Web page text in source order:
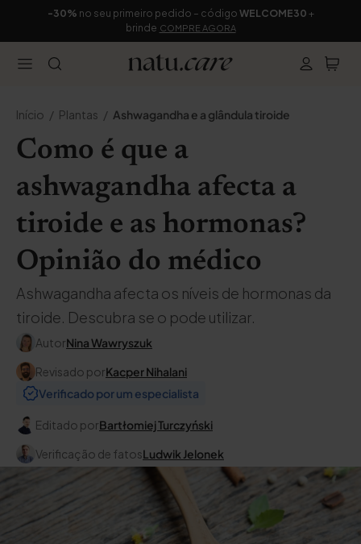
-30% no seu primeiro pedido – código WELCOME30 +
brinde COMPRE AGORA
Início Plantas Ashwagandha e a glândula tiroide
Como é que a
ashwagandha afecta a
tiroide e as hormonas?
Opinião do médico
Ashwagandha afecta os níveis de hormonas da
tiroide. Descubra se o pode utilizar.
AutorNina Wawryszuk
Revisado porKacper Nihalani
Verificado por um especialista
Editado porBartłomiej Turczyński
Verificação de fatosLudwik Jelonek